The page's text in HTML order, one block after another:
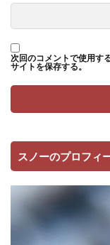
次回のコメントで使用す
サイトを保存する。
スノーのプロフィ